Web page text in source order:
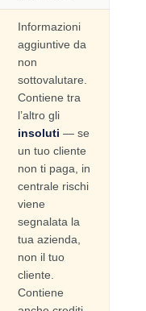
Informazioni
aggiuntive da
non
sottovalutare.
Contiene tra
l’altro gli
insoluti — se
un tuo cliente
non ti paga, in
centrale rischi
viene
segnalata la
tua azienda,
non il tuo
cliente.
Contiene